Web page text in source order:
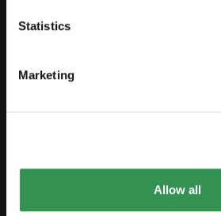
Statistics
Marketing
Allow all
Free courses
Set up a LLC